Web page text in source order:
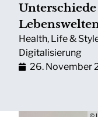
Health, Life &
Digitalisierung
26. November